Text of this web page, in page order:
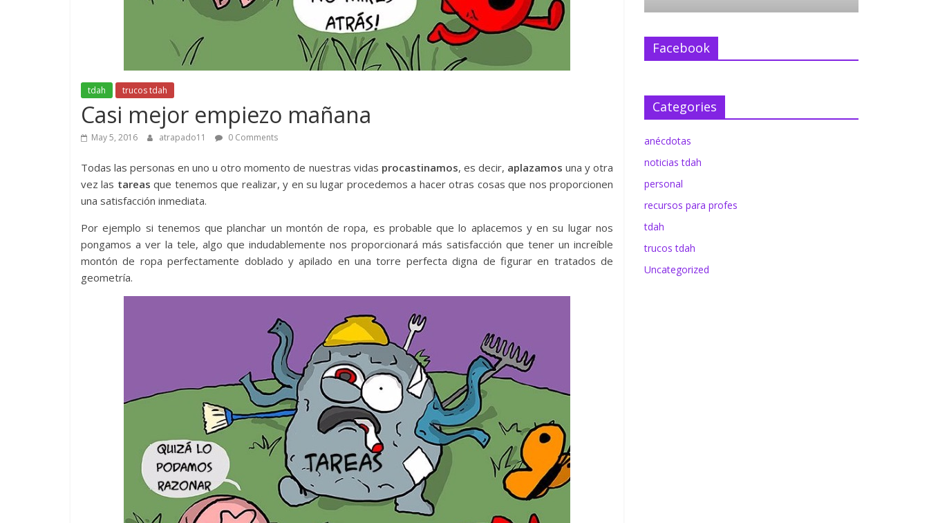
tdah trucos tdah
Casi mejor empiezo mañana
May 5, 2016 atrapado11 0 Comments
Todas las personas en uno u otro momento de nuestras vidas procastinamos, es decir, aplazamos una y otra
vez las tareas que tenemos que realizar, y en su lugar procedemos a hacer otras cosas que nos proporcionen
una satisfacción inmediata.
Por ejemplo si tenemos que planchar un montón de ropa, es probable que lo aplacemos y en su lugar nos
pongamos a ver la tele, algo que indudablemente nos proporcionará más satisfacción que tener un increíble
montón de ropa perfectamente doblado y apilado en una torre perfecta digna de figurar en tratados de
geometría.
April 26, 2021 atrapado11
[Tecnicas de Estudio TDAH]
Facebook
Categories